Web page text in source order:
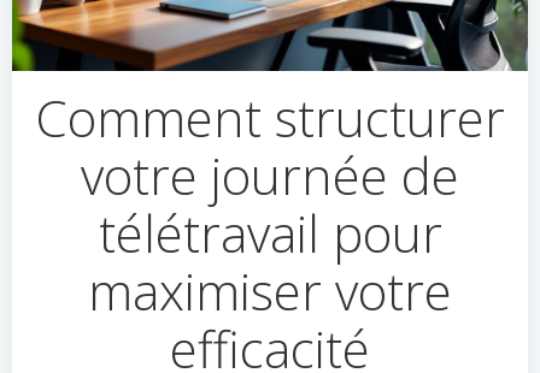
Comment structurer
votre journée de
télétravail pour
maximiser votre
efficacité